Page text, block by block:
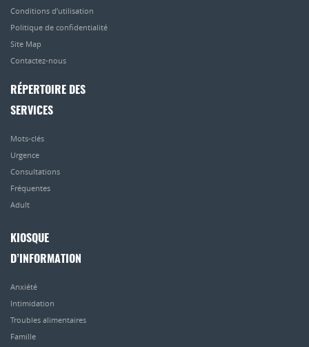
Conditions d’utilisation
Politique de confidentialité
Site Map
Contactez-nous
RÉPERTOIRE DES
SERVICES
Mots-clés
Urgence
Consultations
Fréquentes
Adult
KIOSQUE
D’INFORMATION
Anxiété
Intimidation
Troubles alimentaires
Famille